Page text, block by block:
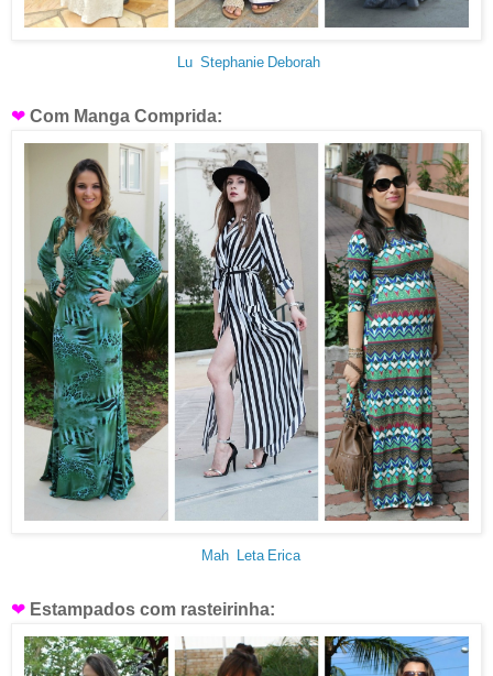
Lu Stephanie Deborah
❤ Com Manga Comprida:
Mah Leta Erica
❤ Estampados com rasteirinha: